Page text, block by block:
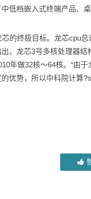
低档嵌入式终端产品、
芯的终极目标。龙芯cpu
，龙芯3号多核处理器
年做32核～64核。“由
优势，所以中科院计算